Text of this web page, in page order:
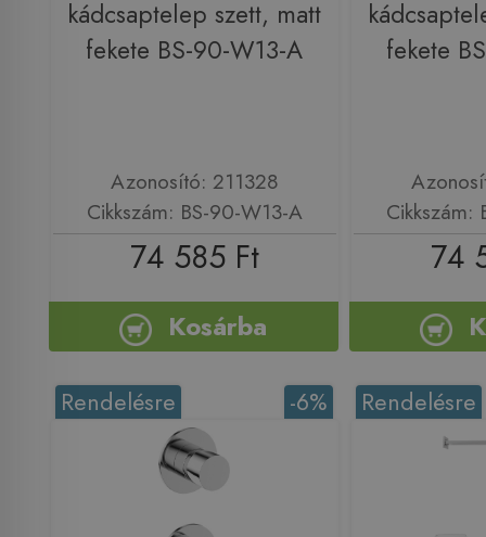
kádcsaptelep szett, matt
fekete BS-90-W13-A
Azonosító: 211328
Cikkszám: BS-90-W13-A
74 585 Ft
Kosárba
fekete
Cikkszám:
74
-6%
Rendelésre Rendelésre